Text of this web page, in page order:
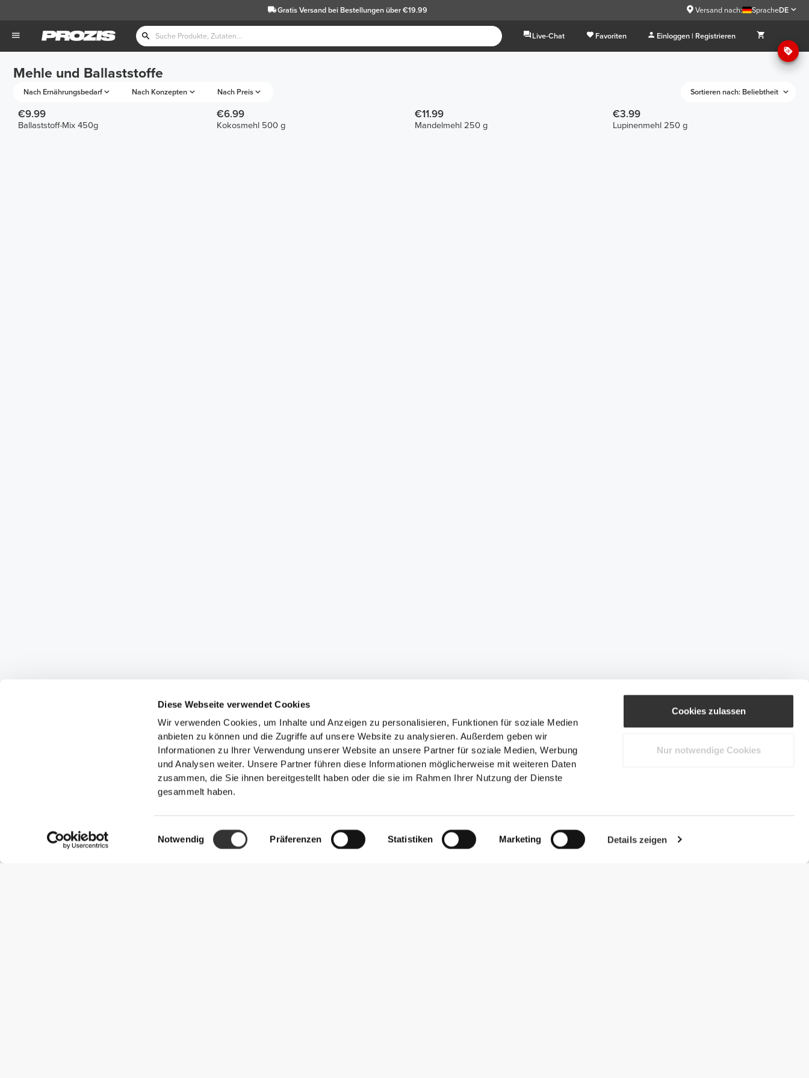
Diese Webseite verwendet Cookies
Wir verwenden Cookies, um Inhalte und Anzeigen zu personalisieren, Funktionen für soziale Medien
anbieten zu können und die Zugriffe auf unsere Website zu analysieren. Außerdem geben wir
Informationen zu Ihrer Verwendung unserer Website an unsere Partner für soziale Medien, Werbung
und Analysen weiter. Unsere Partner führen diese Informationen möglicherweise mit weiteren Daten
zusammen, die Sie ihnen bereitgestellt haben oder die sie im Rahmen Ihrer Nutzung der Dienste
gesammelt haben.
Einwilligungsauswahl
Notwendig Präferenzen Statistiken Marketing Details zeigen
Cookies zulassen
Nur notwendige Cookies
Gratis Versandbei Bestellungen über €19.99 Versand nach: SpracheDE
Live-Chat Favoriten Einloggen | Registrieren
Mehle und Ballaststoffe
Nach Ernährungsbedarf Nach Konzepten Nach Preis Sortieren nach: Beliebtheit
€9.99
Ballaststoff-Mix 450g
€6.99
Kokosmehl 500 g
€11.99
Mandelmehl 250 g
€3.99
Lupinenmehl 250 g